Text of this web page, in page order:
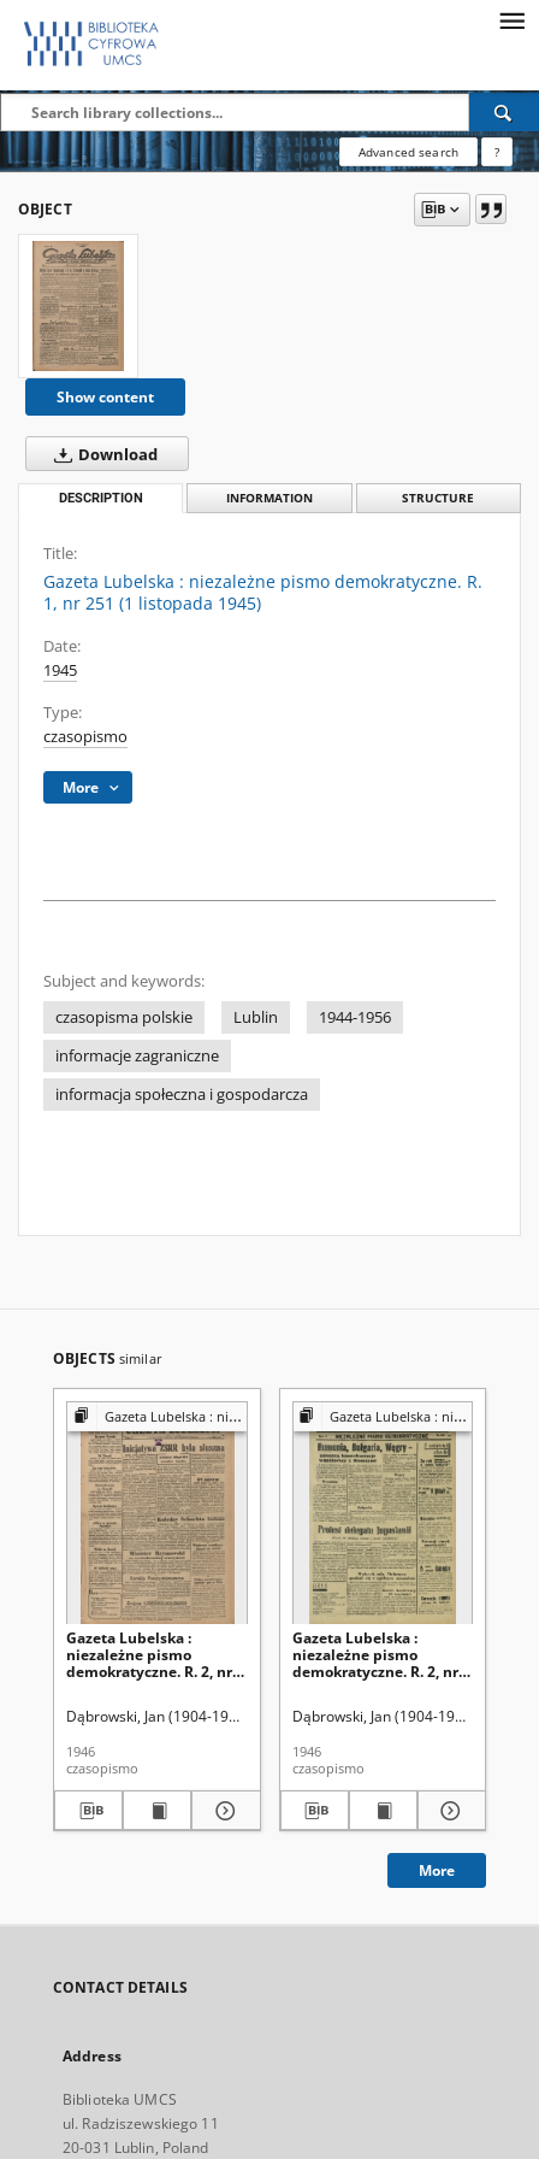
Advanced search ?
OBJECT
Show content
Download
DESCRIPTION INFORMATION STRUCTURE
Title:
Gazeta Lubelska : niezależne pismo demokratyczne. R.
1, nr 251 (1 listopada 1945)
Date:
1945
Type:
czasopismo
More
Subject and keywords:
czasopisma polskie
Lublin
1944-1956
informacje zagraniczne
informacja społeczna i gospodarcza
OBJECTS similar
Gazeta Lubelska : niezależny organ demokratyczny
Gazeta Lubelska :
niezależne pismo
demokratyczne. R. 2, nr
Dąbrowski, Jan (1904-1964). Red
1946
czasopismo
Gazeta Lubelska : niezależny organ demokratyczny
Gazeta Lubelska :
niezależne pismo
demokratyczne. R. 2, nr
Dąbrowski, Jan (1904-1964). Red
1946
czasopismo
More
CONTACT DETAILS
Address
Biblioteka UMCS
ul. Radziszewskiego 11
20-031 Lublin, Poland